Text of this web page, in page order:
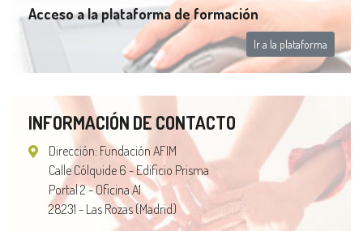
Acceso a la plataforma de formación
Ir a la plataforma
INFORMACIÓN DE CONTACTO
Dirección: Fundación AFIM
Calle Cólquide 6 - Edificio Prisma
Portal 2 - Oficina A1
28231 - Las Rozas (Madrid)